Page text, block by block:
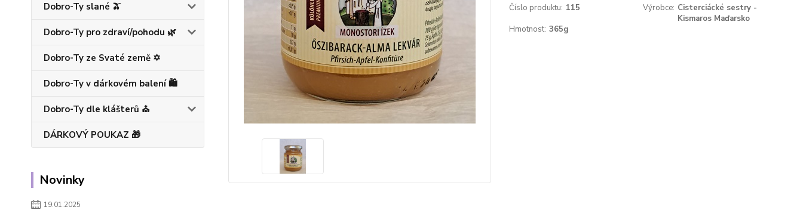
Dobro-Ty slané 🫒
Dobro-Ty pro zdraví/pohodu 🌿
Dobro-Ty ze Svaté země ✡️
Dobro-Ty v dárkovém balení 🛍️
Dobro-Ty dle klášterů ⛪
DÁRKOVÝ POUKAZ 🎁
Novinky
19.01.2025
Číslo produktu: 115 Výrobce: Cisterciácké sestry -
Kismaros Maďarsko
Hmotnost: 365g